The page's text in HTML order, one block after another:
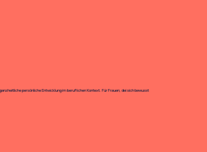
persönliche Entwicklung im beruflichen Kontext. Für Frauen, dei sich bewusst